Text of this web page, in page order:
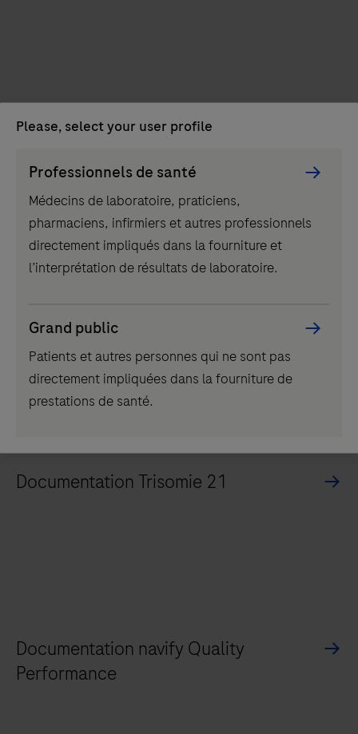
Documentation Trisomie 21
Documentation navify Quality
Performance
Please, select your user profile
Picker
component
Professionnels de santé
Médecins de laboratoire, praticiens,
pharmaciens, infirmiers et autres professionnels
directement impliqués dans la fourniture et
l’interprétation de résultats de laboratoire.
Grand public
Patients et autres personnes qui ne sont pas
directement impliquées dans la fourniture de
prestations de santé.